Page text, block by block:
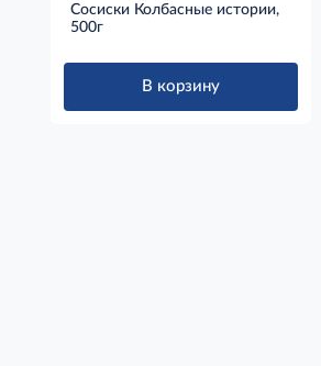
Сосиски Колбасные истории,
500г
В корзину